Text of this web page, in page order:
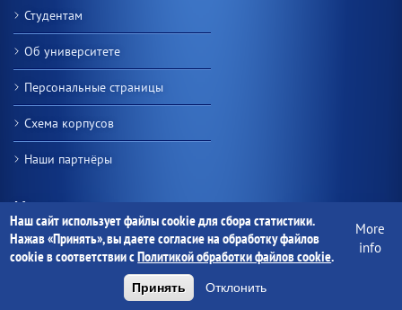
Студентам
Об университете
Персональные страницы
Схема корпусов
Наши партнёры
Контакты
Учреждение образования
"Гомельский государственный
университет имени Франциска
Наш сайт использует файлы cookie для сбора статистики.
Нажав «Принять», вы даете согласие на обработку файлов
cookie в соответствии сПолитикой обработки файлов cookie.
More
info
Принять Отклонить